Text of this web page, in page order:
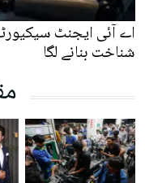
اے آئی ایجنٹ
شناخت بنانے لگا